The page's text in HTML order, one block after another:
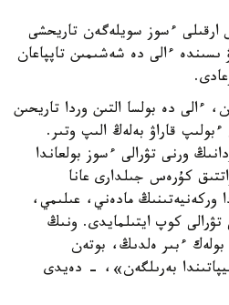
ارقىلى ءسوز سويلەگەن تاريحشى
ىسىندە ءالى دە شەشىمىن تاپپاعان
ءالى دە بولسا التىن وردا تاريحىن
قاراۋ بەلەڭ الىپ وتىر.
ورنى تۋرالى ءسوز بولعاندا
كۇرەس جىلدارى عانا
وركەنيەتىنىڭ مادەني، عىلىمي،
تۋرالى كوپ ايتىلمايدى. ونىڭ
ءبىر ەلدىڭ، بوتەن
بەرىلگەن»، - دەيدى